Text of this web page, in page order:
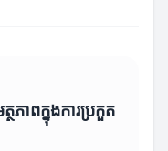
ភាពក្នុងការប្រកួត